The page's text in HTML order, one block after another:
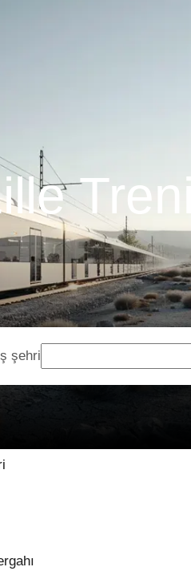
Treni
şehri